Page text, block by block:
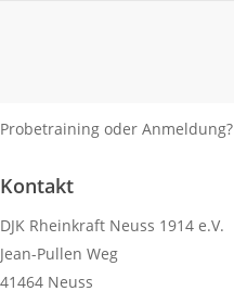
Probetraining oder Anmeldung?
Kontakt
DJK Rheinkraft Neuss 1914 e.V.
Jean-Pullen Weg
41464 Neuss